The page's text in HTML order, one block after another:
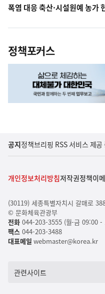
폭염 대응 축산·시설원예 농가
정책포커스
공지정책브리핑 RSS 서비스 제공
개인정보처리방침저작권정책이
(30119) 세종특별자치시 갈매로
© 문화체육관광부
전화044-203-3555 (월-금 09:00 -
팩스044-203-3488
대표메일 webmaster@korea.kr
관련사이트